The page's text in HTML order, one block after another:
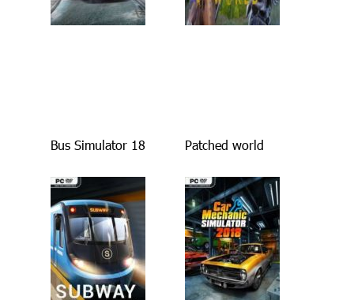
Bus Simulator 18 Patched world